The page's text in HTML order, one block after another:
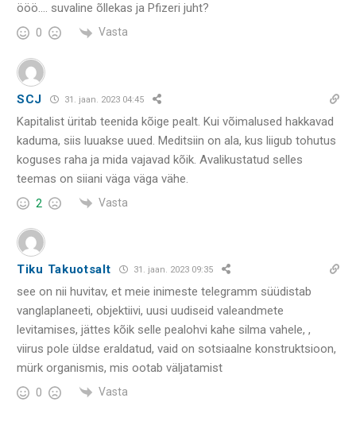
ööö…. suvaline õllekas ja Pfizeri juht?
0 Vasta
SCJ 31. jaan. 2023 04:45
Kapitalist üritab teenida kõige pealt. Kui võimalused hakkavad
kaduma, siis luuakse uued. Meditsiin on ala, kus liigub tohutus
koguses raha ja mida vajavad kõik. Avalikustatud selles
teemas on siiani väga väga vähe.
2 Vasta
Tiku Takuotsalt 31. jaan. 2023 09:35
see on nii huvitav, et meie inimeste telegramm süüdistab
vanglaplaneeti, objektiivi, uusi uudiseid valeandmete
levitamises, jättes kõik selle pealohvi kahe silma vahele, ,
viirus pole üldse eraldatud, vaid on sotsiaalne konstruktsioon,
mürk organismis, mis ootab väljatamist
0 Vasta